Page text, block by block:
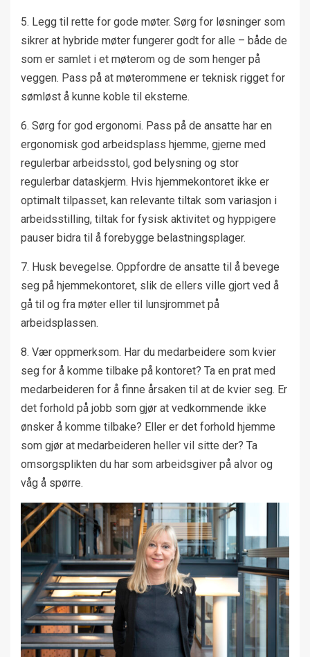
5. Legg til rette for gode møter. Sørg for løsninger som
sikrer at hybride møter fungerer godt for alle – både de
som er samlet i et møterom og de som henger på
veggen. Pass på at møterommene er teknisk rigget for
sømløst å kunne koble til eksterne.
6. Sørg for god ergonomi. Pass på de ansatte har en
ergonomisk god arbeidsplass hjemme, gjerne med
regulerbar arbeidsstol, god belysning og stor
regulerbar dataskjerm. Hvis hjemmekontoret ikke er
optimalt tilpasset, kan relevante tiltak som variasjon i
arbeidsstilling, tiltak for fysisk aktivitet og hyppigere
pauser bidra til å forebygge belastningsplager.
7. Husk bevegelse. Oppfordre de ansatte til å bevege
seg på hjemmekontoret, slik de ellers ville gjort ved å
gå til og fra møter eller til lunsjrommet på
arbeidsplassen.
8. Vær oppmerksom. Har du medarbeidere som kvier
seg for å komme tilbake på kontoret? Ta en prat med
medarbeideren for å finne årsaken til at de kvier seg. Er
det forhold på jobb som gjør at vedkommende ikke
ønsker å komme tilbake? Eller er det forhold hjemme
som gjør at medarbeideren heller vil sitte der? Ta
omsorgsplikten du har som arbeidsgiver på alvor og
våg å spørre.